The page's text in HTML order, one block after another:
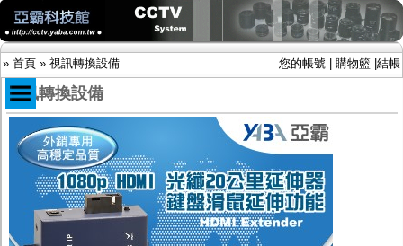
» 首頁 » 視訊轉換設備 您的帳號 購物籃 結帳
商品目錄
限時促銷特惠專案
IP網路攝影機及錄放影機
AHD DVR數位錄放影機
AHD半球型(適用屋內)
AHD中小型紅外線攝影機(適用騎樓、室內外)
視訊轉換設備